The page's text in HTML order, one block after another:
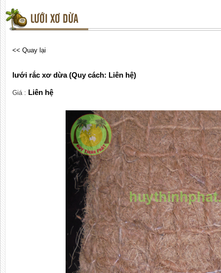
LƯỚI XƠ DỪA
<< Quay lại
lưới rắc xơ dừa (Quy cách: Liên hệ)
Giá : Liên hệ